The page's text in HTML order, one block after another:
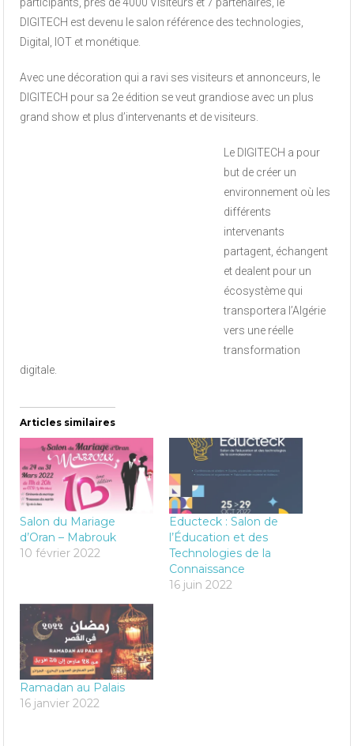
DIGITECH est devenu le salon référence des technologies,
Digital, IOT et monétique.
Avec une décoration qui a ravi ses visiteurs et annonceurs, le
DIGITECH pour sa 2e édition se veut grandiose avec un plus
grand show et plus d’intervenants et de visiteurs.
Le DIGITECH a pour
but de créer un
environnement où les
différents
intervenants
partagent, échangent
et dealent pour un
écosystème qui
transportera l’Algérie
vers une réelle
transformation
digitale.
Articles similaires
Salon du Mariage
d’Oran – Mabrouk
10 février 2022
Educteck : Salon de
l’Éducation et des
Technologies de la
Connaissance
16 juin 2022
Ramadan au Palais
16 janvier 2022